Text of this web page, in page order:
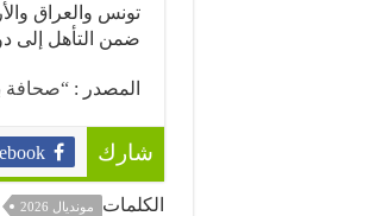
تونس والعراق
ضمن التأهل إلى
المصدر :“صحافة
شارك
الكلمات مونديال 2026